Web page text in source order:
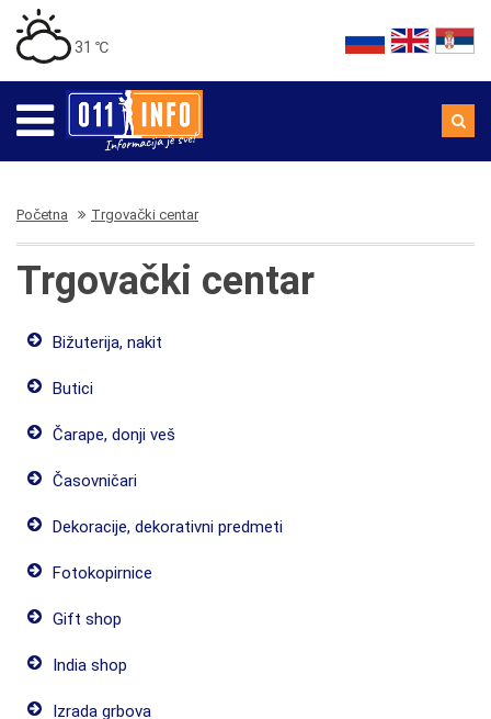
31 ℃
Početna Trgovački centar
Trgovački centar
Bižuterija, nakit
Butici
Čarape, donji veš
Časovničari
Dekoracije, dekorativni predmeti
Fotokopirnice
Gift shop
India shop
Izrada grbova